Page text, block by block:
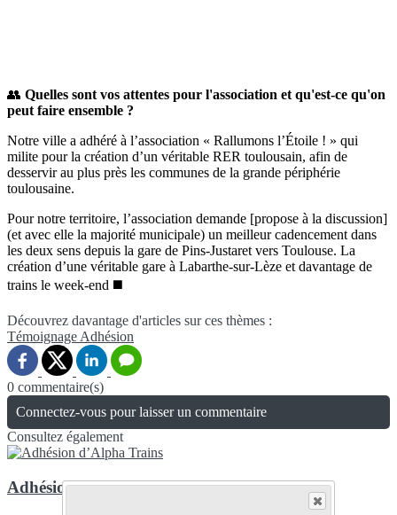
👥 Quelles sont vos attentes pour l'association et qu'est-ce qu'on
peut faire ensemble ?
Notre ville a adhéré à l’association « Rallumons l’Étoile ! » qui
milite pour la création d’un véritable RER toulousain, afin de
desservir au plus près les communes de la grande périphérie
toulousaine.
Pour notre territoire, l’association demande [propose à la discussion]
(et avec elle la majorité municipale) un meilleur cadencement dans
les deux sens depuis la gare de Pins-Justaret vers Toulouse. La
création d’une véritable gare à Labarthe-sur-Lèze et davantage de
trains le week-end ◼️
Découvrez davantage d'articles sur ces thèmes :
TémoignageAdhésion
0 commentaire(s)
Connectez-vous pour laisser un commentaire
Consultez également
Adhésion d’Alpha Trains